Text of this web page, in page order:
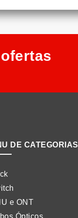
DE CATEGORIAS
e ONT
Ópticos